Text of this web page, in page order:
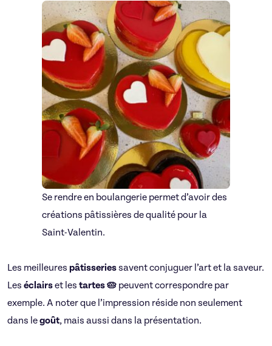
Se rendre en boulangerie permet d’avoir des
créations pâtissières de qualité pour la
Saint-Valentin.
Les meilleures pâtisseriessavent conjuguer l’art et la saveur.
Les éclairset les tartes 🥧 peuvent correspondre par
exemple. A noter que l’impression réside non seulement
dans legoût, mais aussi dans la présentation.